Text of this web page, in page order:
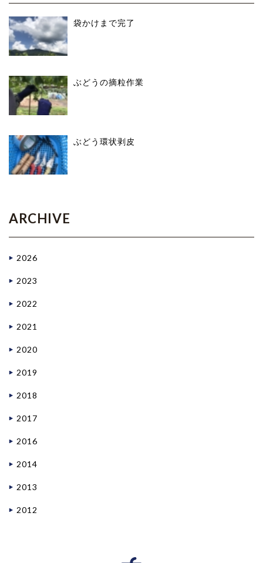
袋かけまで完了
ぶどうの摘粒作業
ぶどう環状剥皮
ARCHIVE
2026
2023
2022
2021
2020
2019
2018
2017
2016
2014
2013
2012